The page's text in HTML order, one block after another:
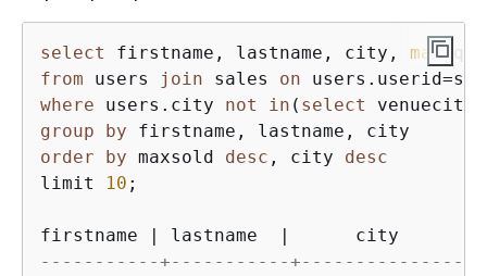
select firstname, lastname, city, max
from users join sales on users.userid=
where users.city not in ( select venuecity
group
by
order
by maxsold desc , city desc
limit
10 ;
firstname | lastname |
      city
-----------+-----------+----------------